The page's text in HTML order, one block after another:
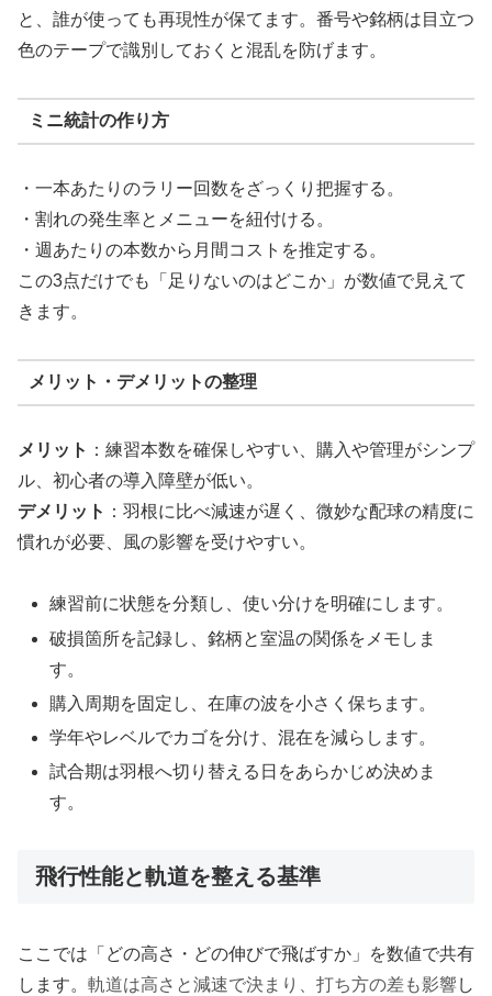
と、誰が使っても再現性が保てます。番号や銘柄は目立つ
色のテープで識別しておくと混乱を防げます。
ミニ統計の作り方
・一本あたりのラリー回数をざっくり把握する。
・割れの発生率とメニューを紐付ける。
・週あたりの本数から月間コストを推定する。
この3点だけでも「足りないのはどこか」が数値で見えて
きます。
メリット・デメリットの整理
メリット ：練習本数を確保しやすい、購入や管理がシンプ
ル、初心者の導入障壁が低い。
デメリット ：羽根に比べ減速が遅く、微妙な配球の精度に
慣れが必要、風の影響を受けやすい。
練習前に状態を分類し、使い分けを明確にします。
破損箇所を記録し、銘柄と室温の関係をメモしま
す。
購入周期を固定し、在庫の波を小さく保ちます。
学年やレベルでカゴを分け、混在を減らします。
試合期は羽根へ切り替える日をあらかじめ決めま
す。
飛行性能と軌道を整える基準
ここでは「どの高さ・どの伸びで飛ばすか」を数値で共有
します。 軌道は高さと減速で決まり、打ち方の差も影響し